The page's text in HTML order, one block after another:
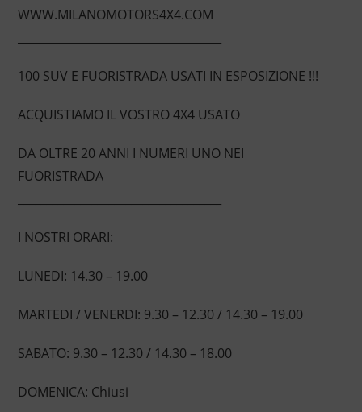
WWW.MILANOMOTORS4X4.COM
100 SUV E FUORISTRADA USATI IN ESPOSIZIONE !!!
ACQUISTIAMO IL VOSTRO 4X4 USATO
DA OLTRE 20 ANNI I NUMERI UNO NEI
FUORISTRADA
I NOSTRI ORARI:
LUNEDI: 14.30 – 19.00
MARTEDI / VENERDI: 9.30 – 12.30 / 14.30 – 19.00
SABATO: 9.30 – 12.30 / 14.30 – 18.00
DOMENICA: Chiusi